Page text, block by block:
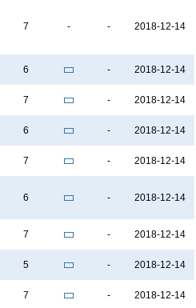
7 - - 2018-12-14
6 - 2018-12-14
7 - 2018-12-14
6 - 2018-12-14
7 - 2018-12-14
6 - 2018-12-14
7 - 2018-12-14
5 - 2018-12-14
7 - 2018-12-14